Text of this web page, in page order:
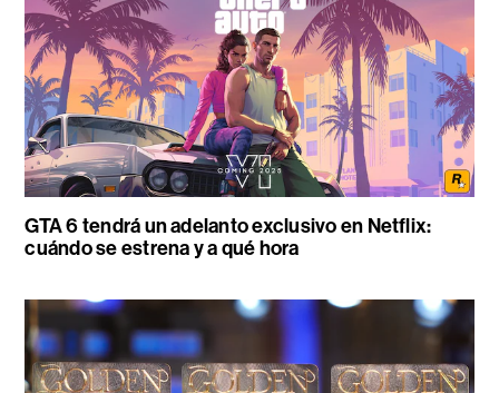
GTA 6 tendrá un adelanto exclusivo en Netflix:
cuándo se estrena y a qué hora